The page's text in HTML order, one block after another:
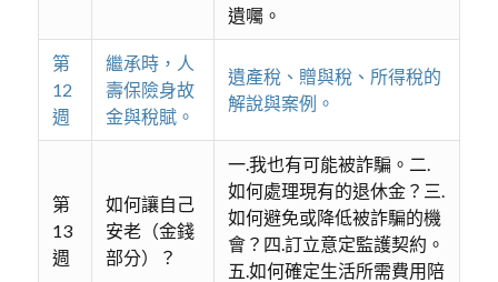
遺囑。
第
12
週
繼承時，人
壽保險身故
金與稅賦。
遺產稅、贈與稅、所得稅的
解說與案例。
第
13
週
如何讓自己
安老（金錢
部分）？
一.我也有可能被詐騙。二.
如何處理現有的退休金？三.
如何避免或降低被詐騙的機
會？四.訂立意定監護契約。
五.如何確定生活所需費用陪